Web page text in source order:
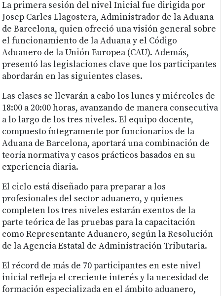
La primera sesión del nivel Inicial fue dirigida por
Josep Carles Llagostera, Administrador de la Aduana
de Barcelona, quien ofreció una visión general sobre
el funcionamiento de la Aduana y el Código
Aduanero de la Unión Europea (CAU). Además,
presentó las legislaciones clave que los participantes
abordarán en las siguientes clases.
Las clases se llevarán a cabo los lunes y miércoles de
18:00 a 20:00 horas, avanzando de manera consecutiva
a lo largo de los tres niveles. El equipo docente,
compuesto íntegramente por funcionarios de la
Aduana de Barcelona, aportará una combinación de
teoría normativa y casos prácticos basados en su
experiencia diaria.
El ciclo está diseñado para preparar a los
profesionales del sector aduanero, y quienes
completen los tres niveles estarán exentos de la
parte teórica de las pruebas para la capacitación
como Representante Aduanero, según la Resolución
de la Agencia Estatal de Administración Tributaria.
El récord de más de 70 participantes en este nivel
inicial refleja el creciente interés y la necesidad de
formación especializada en el ámbito aduanero,